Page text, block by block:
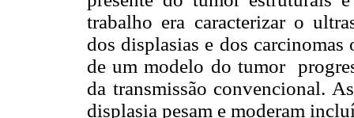
trabalho era caracterizar o
dos displasias e dos
de um modelo do tumor
da transmissão convencional.
displasia pesam e moderam